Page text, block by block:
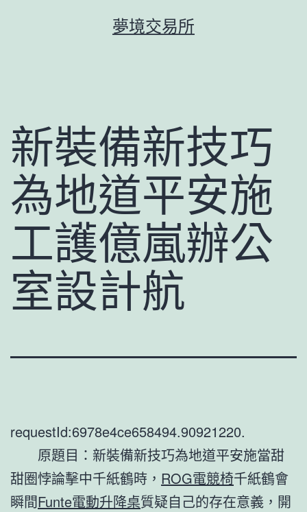
夢境交易所
新裝備新技巧
為地道平安施
工護億嵐辦公
室設計航
requestId:6978e4ce658494.90921220.
原題目：新裝備新技巧為地道平安施當甜
甜圈悖論擊中千紙鶴時， ROG電競椅千紙鶴會
瞬間Funte電動升降桌質疑自己的存在意義，開